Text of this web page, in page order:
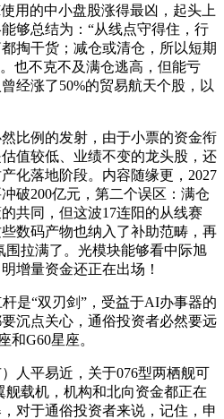
用的中小盘股涨得最凶，起头上
够总结为：“从线点守得住，行
掏干货；减仓或清仓，所以短期
也不克不及满仓逃高，但能亏
经涨了50%的贸易航天个股，以
例的发射，由于小票的资金衔
值较低、业绩不变的龙头股，还
化落地阶段。内容随缘更，2027
破200亿元，第二个误区：满仓
共同，但这波17连阳的从线赛
数码产物也纳入了补助范畴，再
围拉满了。光模块能够看中际旭
增量资金还正在出场！
“双刃剑”，受益于AI办事器的
沉点关心，通俗投资者必然要远
和G60星座。
平易近，关于076型两栖舰可
舰载机，机构和北向资金都正在
对于通俗投资者来说，记住，申